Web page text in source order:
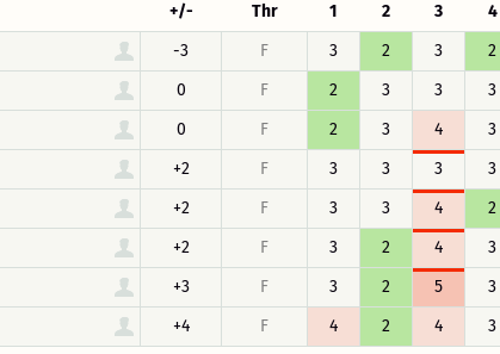
+/- Thr 1 2 3 4
-3 F 3 2 3 2
0 F 2 3 3 3
0 F 2 3 4 3
+2 F 3 3 3 3
+2 F 3 3 4 2
+2 F 3 2 4 3
+3 F 3 2 5 3
+4 F 4 2 4 3